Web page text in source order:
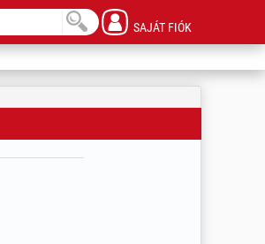
SAJÁT FIÓK